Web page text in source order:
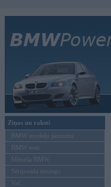
Ziņas un raksti
BMW modeļu jaunumi
BMW testi
Mēneša BMW
Sērijveida tūnings
Vel...